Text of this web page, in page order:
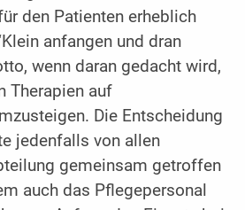
den Patienten erheblich
anfangen und dran
wenn daran gedacht wird,
Therapien auf
Die Entscheidung
jedenfalls von allen
gemeinsam getroffen
auch das Pflegepersonal